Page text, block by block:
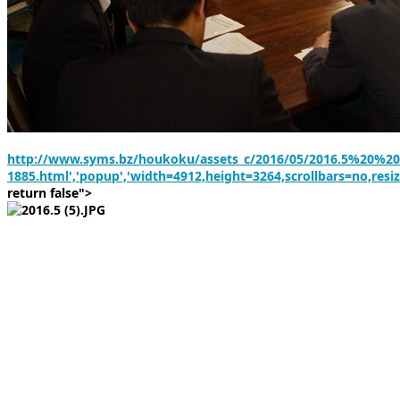
http://www.syms.bz/houkoku/assets_c/2016/05/
return false">